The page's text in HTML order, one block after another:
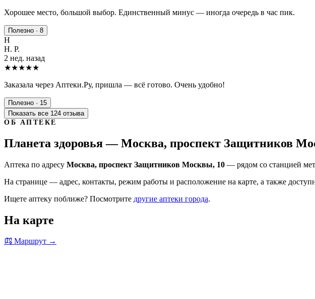
Хорошее место, большой выбор. Единственный минус — иногда очередь в час пик.
Полезно · 8
Н
Н. Р.
2 нед. назад
★★★★★
Заказала через Аптеки.Ру, пришла — всё готово. Очень удобно!
Полезно · 15
Показать все 124 отзыва
ОБ АПТЕКЕ
Планета здоровья — Москва, проспект Защитников
Аптека по адресу Москва, проспект Защитников Москвы, 10 — рядом со станцией
На странице — адрес, контакты, режим работы и расположение на карте, а также
Ищете аптеку поближе? Посмотрите другие аптеки города.
На карте
Маршрут →